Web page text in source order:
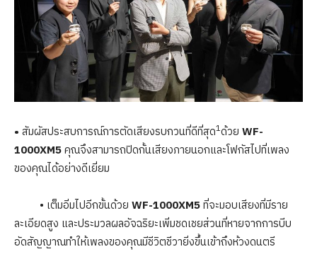
• สัมผัสประสบการณ์การตัดเสียงรบกวนที่ดีที่สุด1ด้วย WF-
1000XM5คุณจึงสามารถปิดกั้นเสียงภายนอกและโฟกัสไปที่เพลง
ของคุณได้อย่างดีเยี่ยม
• เต็มอิ่มไปอีกขั้นด้วย WF-1000XM5ที่จะมอบเสียงที่มีราย
ละเอียดสูง และประมวลผลอัจฉริยะเพิ่มชดเชยส่วนที่หายจากการบีบ
อัดสัญญาณทำให้เพลงของคุณมีชีวิตชีวายิ่งขึ้นเข้าถึงห้วงดนตรี